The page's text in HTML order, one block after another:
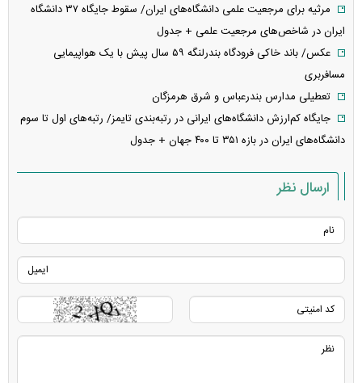
مرثیه برای مرجعیت علمی دانشگاه‌های ایران/ سقوط جایگاه ۳۷ دانشگاه
ایران در شاخص‌های مرجعیت علمی + جدول
عکس/ باند خاکی فرودگاه بندرلنگه ۵۹ سال پیش با یک هواپیمایی
مسافربری
تعطیلی مدارس بندرعباس و شرق هرمزگان
جایگاه کم‌ارزش دانشگاه‌های ایرانی در رتبه‌بندی تایمز/ رتبه‌های اول تا سوم
دانشگاه‌های ایران در بازه ۳۵۱ تا ۴۰۰ جهان + جدول
ارسال نظر